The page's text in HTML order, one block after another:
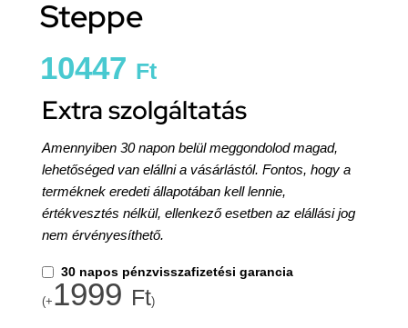
Steppe
10447 Ft
Extra szolgáltatás
Amennyiben 30 napon belül meggondolod magad,
lehetőséged van elállni a vásárlástól. Fontos, hogy a
terméknek eredeti állapotában kell lennie,
értékvesztés nélkül, ellenkező esetben az elállási jog
nem érvényesíthető.
30 napos pénzvisszafizetési garancia
(+ 1999 Ft)